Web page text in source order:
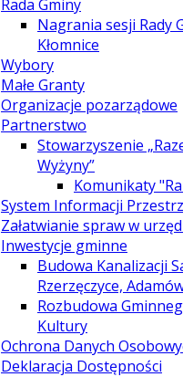
Rada Gminy
Nagrania sesji Rady
Kłomnice
Wybory
Małe Granty
Organizacje pozarządowe
Partnerstwo
Stowarzyszenie
Wyżyny”
Komunikaty
System Informacji
Załatwianie spraw w
Inwestycje gminne
Budowa Kanalizacji
Rzerzęczyce,
Rozbudowa
Kultury
Ochrona Danych
Deklaracja Dostępności